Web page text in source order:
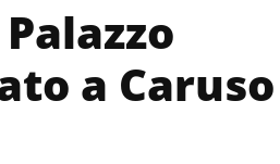
a Caruso